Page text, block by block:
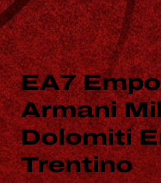
EA7
Armani
Dolomiti
Trentino